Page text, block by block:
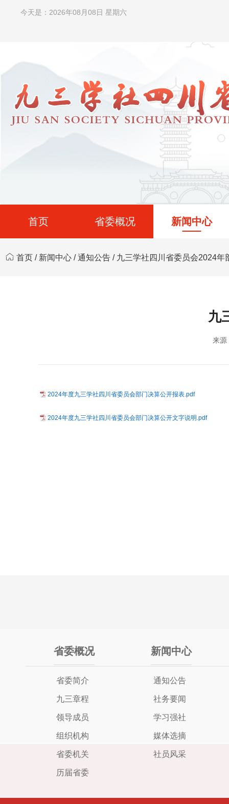
今天是：2026年08月08日 星期六
首页 省委概况 新闻中心
首页 / 新闻中心 /通知公告 / 九三学社四川省委员会2024年
九
来源
2024年度九三学社四川省委员会部门决算公开报表.pdf
2024年度九三学社四川省委员会部门决算公开文字说明.pdf
省委概况
省委简介
九三章程
领导成员
组织机构
省委机关
历届省委
新闻中心
通知公告
社务要闻
学习强社
媒体选摘
社员风采